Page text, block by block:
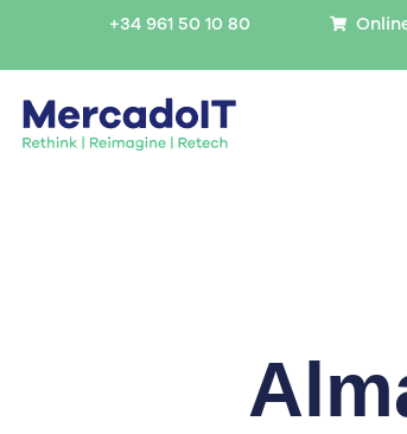
contenido
+34 961 50 10 80